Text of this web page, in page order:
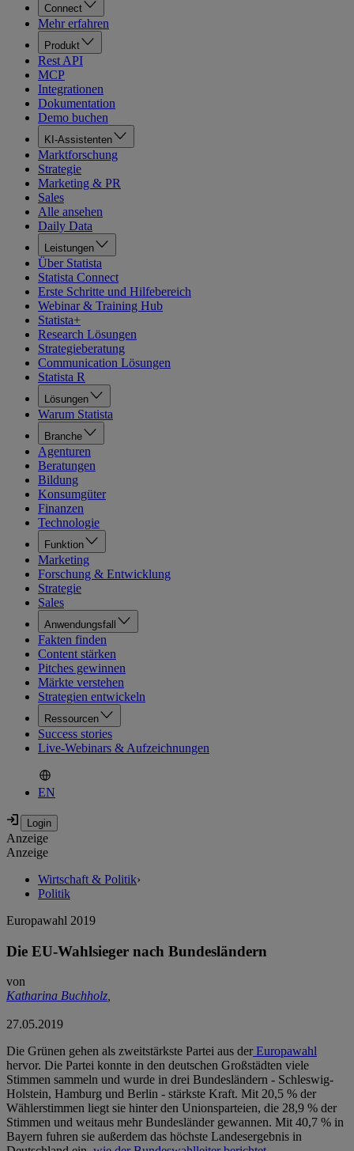
Connect
Mehr erfahren
Produkt
Rest API
MCP
Integrationen
Dokumentation
Demo buchen
KI-Assistenten
Marktforschung
Strategie
Marketing & PR
Sales
Alle ansehen
Daily Data
Leistungen
Über Statista
Statista Connect
Erste Schritte und Hilfebereich
Webinar & Training Hub
Statista+
Research Lösungen
Strategieberatung
Communication Lösungen
Statista R
Lösungen
Warum Statista
Branche
Agenturen
Beratungen
Bildung
Konsumgüter
Finanzen
Technologie
Funktion
Marketing
Forschung & Entwicklung
Strategie
Sales
Anwendungsfall
Fakten finden
Content stärken
Pitches gewinnen
Märkte verstehen
Strategien entwickeln
Ressourcen
Success stories
Live-Webinars & Aufzeichnungen
EN
Anzeige
Anzeige
Wirtschaft & Politik›
Politik
Europawahl 2019
Die EU-Wahlsieger nach Bundesländern
von
Katharina Buchholz,
27.05.2019
Die Grünen gehen als zweitstärkste Partei aus derEuropawahl
hervor. Die Partei konnte in den deutschen Großstädten viele
Stimmen sammeln und wurde in drei Bundesländern - Schleswig-
Holstein, Hamburg und Berlin - stärkste Kraft. Mit 20,5 % der
Wählerstimmen liegt sie hinter den Unionsparteien, die 28,9 % der
Stimmen und weitaus mehr Bundesländer gewannen. Mit 40,7 % in
Bayern fuhren sie außerdem das höchste Landesergebnis in